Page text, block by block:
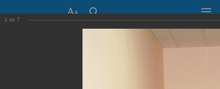
1 из 7